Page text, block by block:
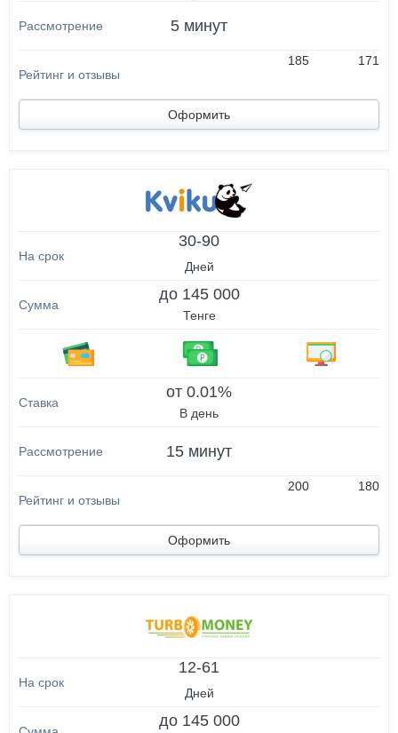
5 минут
185 171
Оформить
30-90
Дней
до 145 000
Тенге
от 0.01%
В день
15 минут
200 180
Оформить
12-61
Дней
до 145 000